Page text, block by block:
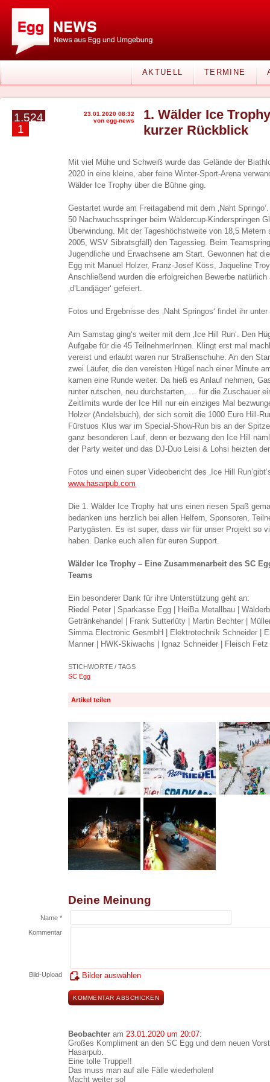
AKTUELL TERMINE
1.524
1
23.01.2020 08:32
von egg-news
1. Wälder Ice
kurzer Rückblick
Mit viel Mühe und Schweiß wurde das Gelände der
2020 in eine kleine, aber feine Winter-Sport-Arena
Wälder Ice Trophy über die Bühne ging.
Gestartet wurde am Freitagabend mit dem ‚Naht
50 Nachwuchsspringer beim Wäldercup-Kinderspringen
Überwindung. Mit der Tageshöchstweite von 18,5
2005, WSV Sibratsgfäll) den Tagessieg. Beim
Jugendliche und Erwachsene am Start. Gewonnen hat
Egg mit Manuel Holzer, Franz-Josef Köss, Jaqueline
Anschließend wurden die erfolgreichen Bewerbe
‚d’Landjäger‘ gefeiert.
Fotos und Ergebnisse des ‚Naht Springos‘ findet ihr unter
Am Samstag ging‘s weiter mit dem ‚Ice Hill Run‘. Den
Aufgabe für die 45 TeilnehmerInnen. Klingt erst mal
vereist und erlaubt waren nur Straßenschuhe. An den
zwei Läufer, die den vereisten Hügel nach einer Minute
kamen eine Runde weiter. Da hieß es Anlauf nehmen,
runter rutschen, neu durchstarten, … für die Zuschauer
Zeitlimits wurde der Ice Hill nur ein einziges Mal
Holzer (Andelsbuch), der sich somit die 1000 Euro Hill-
Fürstuos Klus war im Special-Show-Run bis an der
ganz besonderen Lauf, denn er bezwang den Ice Hill
der Party weiter und das DJ-Duo Leisi & Lohsi heizten
Fotos und einen super Videobericht des ‚Ice Hill
www.hasarpub.com
Die 1. Wälder Ice Trophy hat uns einen riesen Spaß
bedanken uns herzlich bei allen Helfern, Sponsoren,
Partygästen. Es ist super, dass wir für unser Projekt so
haben. Danke euch allen für euren Support.
Wälder Ice Trophy – Eine Zusammenarbeit des SC
Teams
Ein besonderer Dank für ihre Unterstützung geht an:
Riedel Peter | Sparkasse Egg | HeiBa Metallbau |
Getränkehandel | Frank Sutterlüty | Martin Bechter |
Simma Electronic GesmbH | Elektrotechnik Schneider |
Manner | HWK-Skiwachs | Ignaz Schneider | Fleisch Fetz
STICHWORTE / TAGS
SC Egg
Artikel teilen
Deine Meinung
Name *
Kommentar
Bild-Upload Bilder auswählen
Beobachter am 23.01.2020 um 20:07:
Großes Kompliment an den SC Egg und dem neuen
Hasarpub.
Eine tolle Truppe!!
Das muss man auf alle Fälle wiederholen!
Macht weiter so!